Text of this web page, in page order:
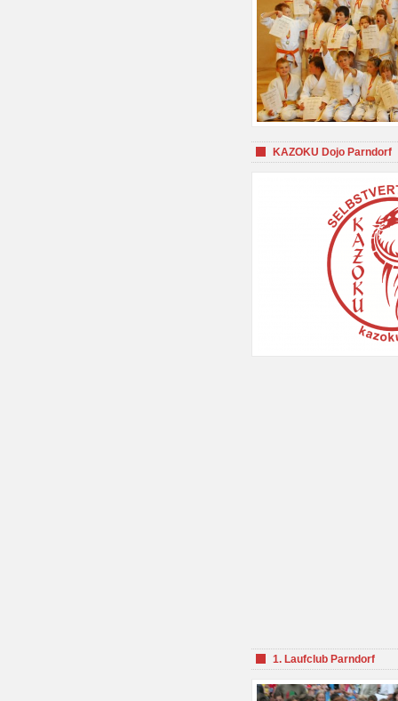
KAZOKU Dojo Parndorf
1. Laufclub Parndorf